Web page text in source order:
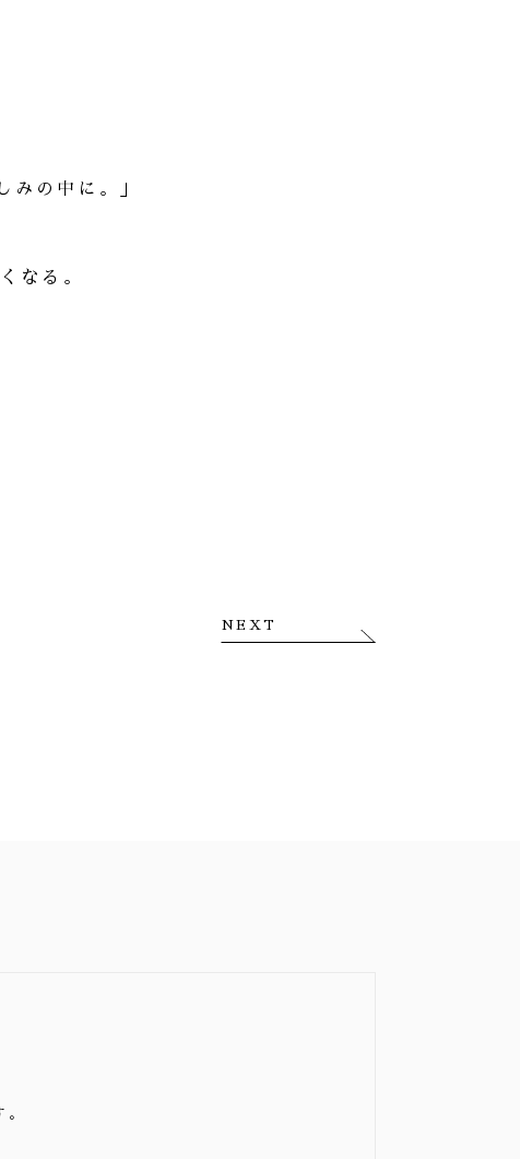
みの中に。」
なる。
NEXT